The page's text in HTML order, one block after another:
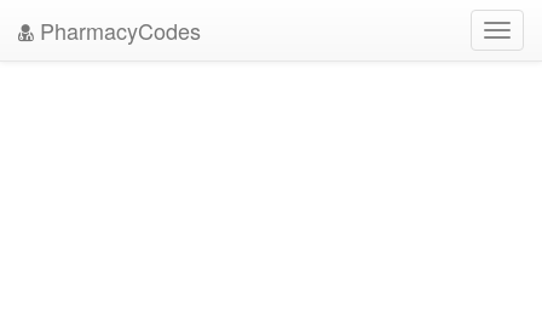
PharmacyCodes